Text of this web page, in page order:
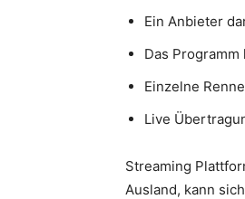
Ein Anbieter
Das
Einzelne
Live
Streaming
Ausland, kann